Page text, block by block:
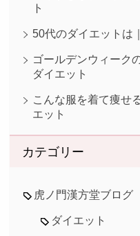
ト
50代のダイエットは
ゴールデンウィーク
ダイエット
こんな服を着て痩せ
エット
カテゴリー
虎ノ門漢方堂ブログ
ダイエット